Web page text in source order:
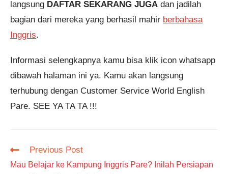
langsung DAFTAR SEKARANG JUGA dan jadilah
bagian dari mereka yang berhasil mahir berbahasa
Inggris.
Informasi selengkapnya kamu bisa klik icon whatsapp
dibawah halaman ini ya. Kamu akan langsung
terhubung dengan Customer Service World English
Pare. SEE YA TA TA !!!
Read
articles
Previous Post
Mau Belajar ke Kampung Inggris Pare? Inilah Persiapan